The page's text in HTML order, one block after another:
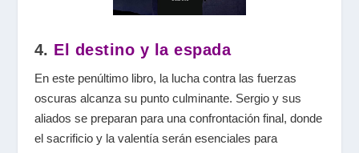
4. El destino y la espada
En este penúltimo libro, la lucha contra las fuerzas
oscuras alcanza su punto culminante. Sergio y sus
aliados se preparan para una confrontación final, donde
el sacrificio y la valentía serán esenciales para